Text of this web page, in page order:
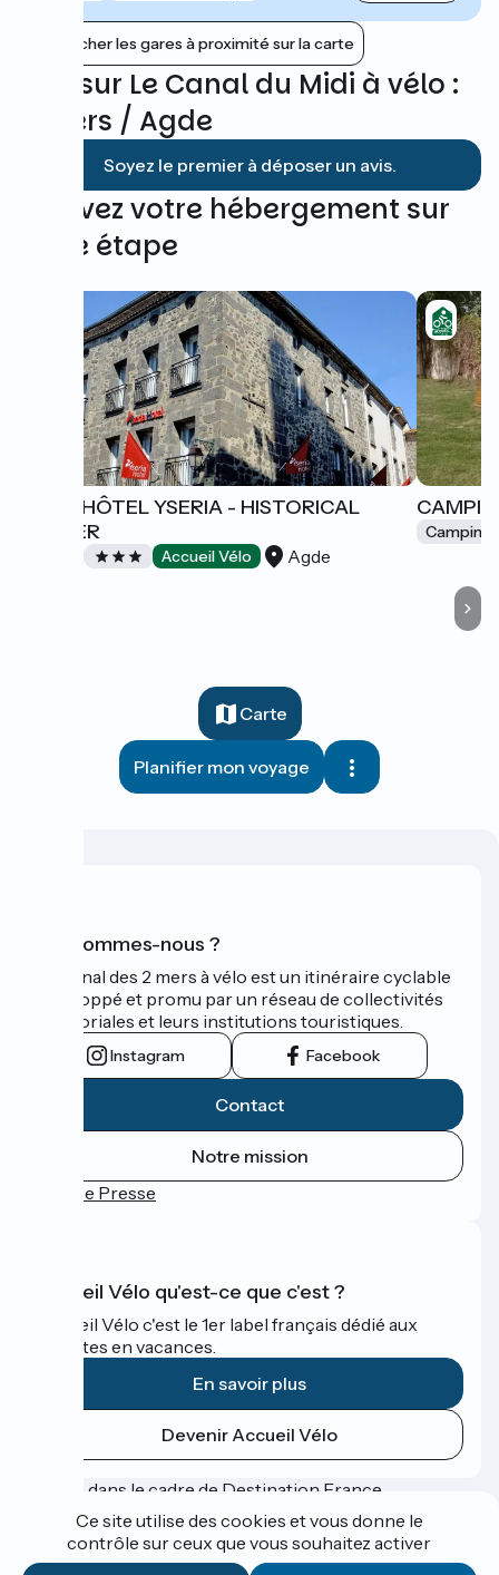
Afficher les gares à proximité sur la carte
Avis sur Le Canal du Midi à vélo :
Béziers / Agde
Soyez le premier à déposer un avis.
Trouvez votre hébergement sur
cette étape
LOGIS HÔTEL YSERIA - HISTORICAL
CENTER
Accueil Vélo Agde
Carte
Planifier mon voyage
Qui sommes-nous ?
Le Canal des 2 mers à vélo est un itinéraire cyclable
développé et promu par un réseau de collectivités
territoriales et leurs institutions touristiques.
Instagram Facebook
Contact
Notre mission
Espace Presse
Accueil Vélo qu'est-ce que c'est ?
Accueil Vélo c'est le 1er label français dédié aux
cyclistes en vacances.
En savoir plus
Devenir Accueil Vélo
Financé dans le cadre de Destination France
Ce site utilise des cookies et vous donne le
contrôle sur ceux que vous souhaitez activer